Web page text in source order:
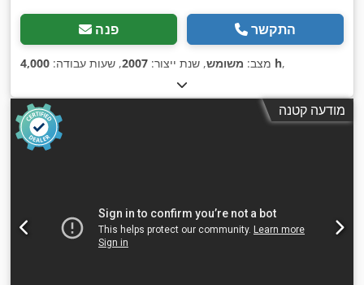
פנה התקשר
מצב: משומש, שנת ייצור: 2007, שעות עבודה: 4,000 h,
מודעה קטנה